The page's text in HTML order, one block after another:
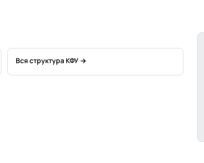
Вся структура КФУ →